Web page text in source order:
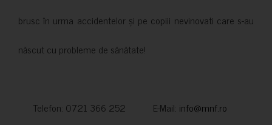
brusc în urma accidentelor și pe copiii nevinovati care s-au
născut cu probleme de sănătate!
Telefon: 0721 366 252 E-Mail: info@mnf.ro